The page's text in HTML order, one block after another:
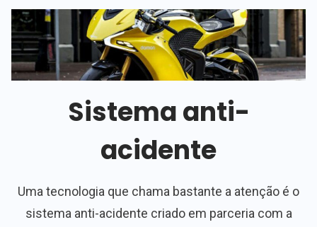
Sistema anti-
acidente
Uma tecnologia que chama bastante a atenção é o
sistema anti-acidente criado em parceria com a